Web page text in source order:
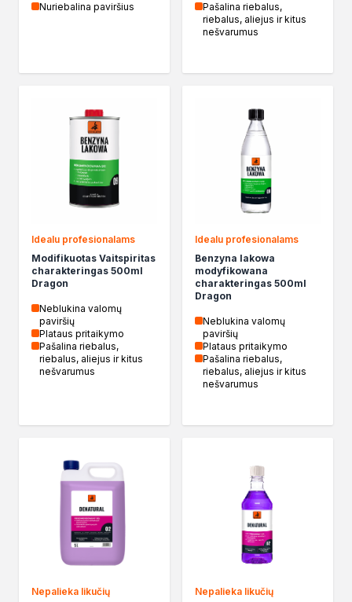
Biopaliwa do biokominków
Społeczna odpowiedzialność
Praktyki zawodowe
Znajdź rozwiązanie
Ekspert radzi
Naujienos
Susisiekite
Nuriebalina paviršius
Pašalina riebalus,
riebalus, aliejus ir kitus
nešvarumus
Idealu profesionalams
Modifikuotas Vaitspiritas
charakteringas 500ml
Dragon
Neblukina valomų
paviršių
Plataus pritaikymo
Pašalina riebalus,
riebalus, aliejus ir kitus
nešvarumus
Idealu profesionalams
Benzyna lakowa
modyfikowana
charakteringas 500ml
Dragon
Neblukina valomų
paviršių
Plataus pritaikymo
Pašalina riebalus,
riebalus, aliejus ir kitus
nešvarumus
Nepalieka likučių
Nepalieka likučių